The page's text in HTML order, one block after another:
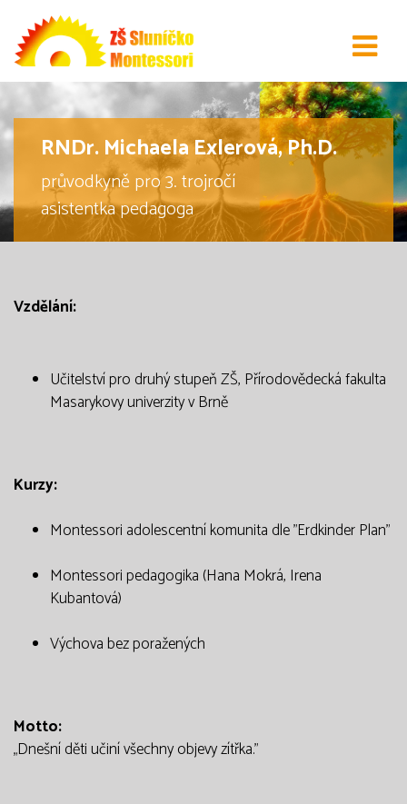
RNDr. Michaela Exlerová, Ph.D.
průvodkyně pro 3. trojročí
asistentka pedagoga
Vzdělání:
Učitelství pro druhý stupeň ZŠ, Přírodovědecká fakulta
Masarykovy univerzity v Brně
Kurzy:
Montessori adolescentní komunita dle "Erdkinder Plan"
Montessori pedagogika (Hana Mokrá, Irena
Kubantová)
Výchova bez poražených
Motto:
„Dnešní děti učiní všechny objevy zítřka."